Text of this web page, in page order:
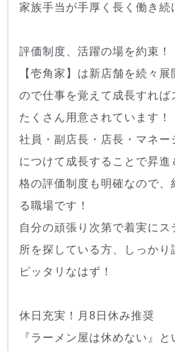
家族手当が手厚く長く働き続
評価制度、活躍の場を約束！
【壱角家】は新店舗を続々
ので仕事を覚えて成長すれ
たくさん用意されています！
社員・副店長・店長・マネ
につけて成長することで昇
格の評価制度も明確なので、
る職場です！
自分の頑張り次第で着実に
所を探している方、しっか
ピッタリなはず！
休日充実！月8日休み推奨
『ラーメン屋は休めない』